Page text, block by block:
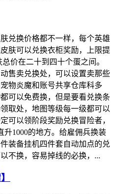
兑换价格都不一样，每个英雄
肤可以兑换衣柜奖励，上限提
价在二十到四十个蛋之间。
售卖兑换处，可以设置卖那些
物炎魔和账号共享仓库科多
可以免费换，但是要看兑换条
取处，地图等级每一级都可以
可以领阶段奖励兑换冒险者，
升1000的地方。给雇佣兵换装
装备挂机四件套自动加点的兑
不换，容易掉线的必换，...